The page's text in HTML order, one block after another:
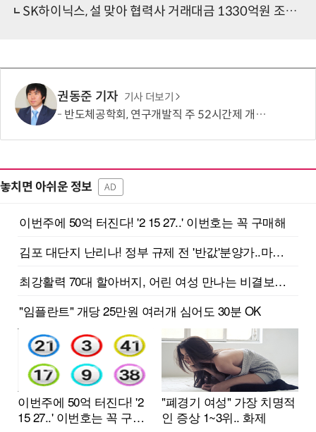
SK하이닉스, 설 맞아 협력사 거래대금 1330억원 조기 지급
권동준 기자 기사 더보기
반도체공학회, 연구개발직 주 52시간제 개선 요구
놓치면 아쉬운 정보 AD